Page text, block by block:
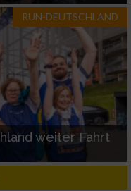
RUN-DEUTSCHLAND
weiter Fahrt